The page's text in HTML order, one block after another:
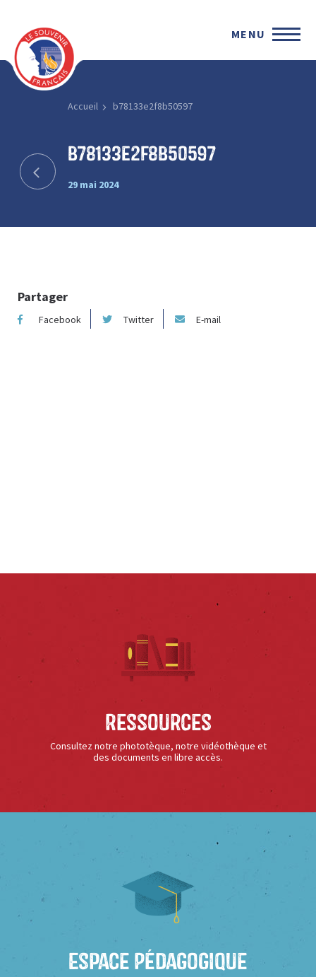
MENU
Accueil b78133e2f8b50597
b78133e2f8b50597
29 mai 2024
Partager
Facebook Twitter E-mail
Ressources
Consultez notre phototèque, notre vidéothèque et
des documents en libre accès.
Espace Pédagogique